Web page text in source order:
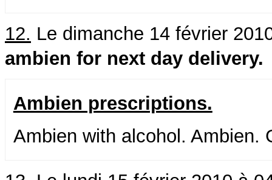
12. Le dimanche 14 février
ambien for next day delivery.
Ambien prescriptions.
Ambien with alcohol. Ambien.